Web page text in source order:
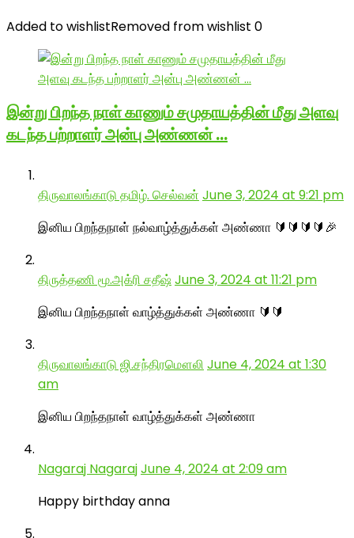
Added to wishlistRemoved from wishlist 0
இன்று பிறந்த நாள் காணும் சமுதாயத்தின் மீது அளவு
கடந்த பற்றாளர் அன்பு அண்ணன் …
திருவாலங்காடு தமிழ். செல்வன் June 3, 2024 at 9:21 pm
இனிய பிறந்தநாள் நல்வாழ்த்துக்கள் அண்ணா 🔰🔰🔰🔰🎉
திருத்தணி மூ.அக்ரி சதீஷ்June 3, 2024 at 11:21 pm
இனிய பிறந்தநாள் வாழ்த்துக்கள் அண்ணா 🔰🔰
திருவாலங்காடு ஜி.சந்திரமௌலி June 4, 2024 at 1:30
am
இனிய பிறந்தநாள் வாழ்த்துக்கள் அண்ணா
Nagaraj NagarajJune 4, 2024 at 2:09 am
Happy birthday anna